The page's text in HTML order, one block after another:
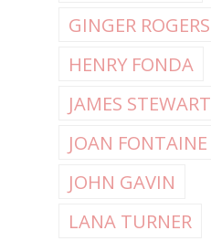
GINGER ROGERS
HENRY FONDA
JAMES STEWART
JOAN FONTAINE
JOHN GAVIN
LANA TURNER